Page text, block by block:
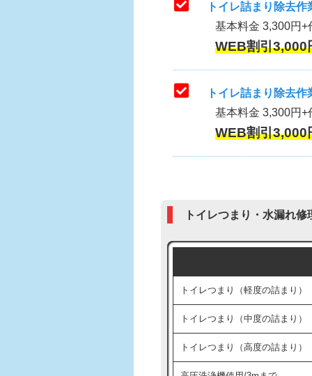
トイレ詰まり除去
基本料金 3,300円+
WEB割引
トイレ詰まり除去
基本料金 3,300円+
WEB割引
トイレつまり・水漏れ
トイレつまり（軽度の詰まり）
トイレつまり（中度の詰まり）
トイレつまり（高度の詰まり）